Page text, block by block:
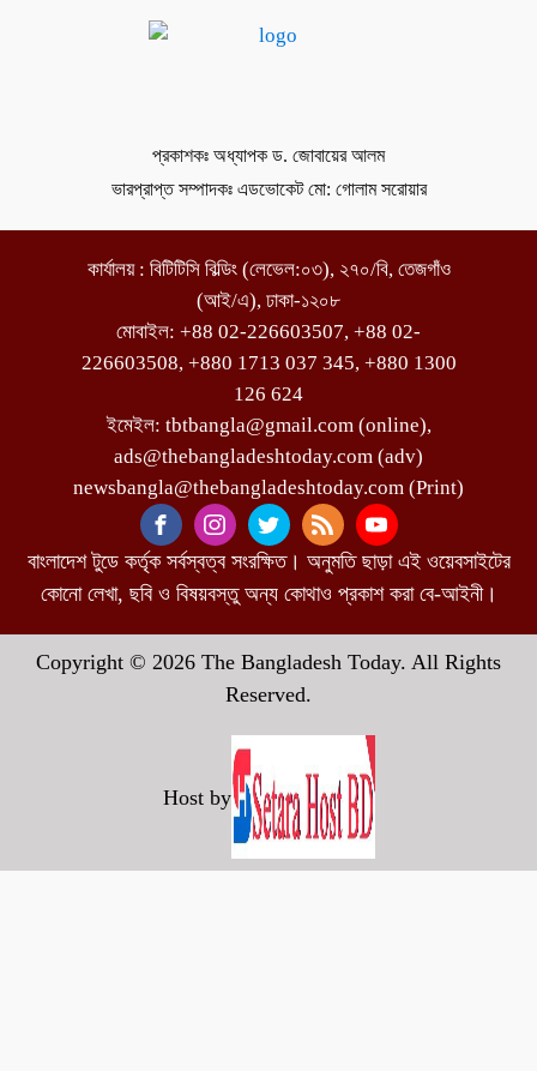
প্রকাশকঃ অধ্যাপক ড. জোবায়ের আলম
ভারপ্রাপ্ত সম্পাদকঃ এডভোকেট মো: গোলাম সরোয়ার
কার্যালয় : বিটিটিসি বিল্ডিং (লেভেল:০৩), ২৭০/বি, তেজগাঁও
(আই/এ), ঢাকা-১২০৮
মোবাইল: +88 02-226603507, +88 02-
226603508, +880 1713 037 345, +880 1300
126 624
ইমেইল: tbtbangla@gmail.com (online),
ads@thebangladeshtoday.com (adv)
newsbangla@thebangladeshtoday.com (Print)
বাংলাদেশ টুডে কর্তৃক সর্বস্বত্ব সংরক্ষিত। অনুমতি ছাড়া এই ওয়েবসাইটের
কোনো লেখা, ছবি ও বিষয়বস্তু অন্য কোথাও প্রকাশ করা বে-আইনী।
Copyright © 2026 The Bangladesh Today. All Rights
Reserved.
Host by